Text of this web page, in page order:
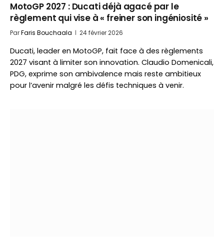
MotoGP 2027 : Ducati déjà agacé par le
règlement qui vise à « freiner son ingéniosité »
ParFaris Bouchaala 24 février 2026
Ducati, leader en MotoGP, fait face à des règlements
2027 visant à limiter son innovation. Claudio Domenicali,
PDG, exprime son ambivalence mais reste ambitieux
pour l’avenir malgré les défis techniques à venir.